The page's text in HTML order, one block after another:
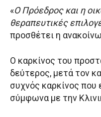
«Ο Πρόεδρος και η
θεραπευτικές
προσθέτει η
Ο καρκίνος του
δεύτερος, μετά τον
συχνός καρκίνος που
σύμφωνα με την